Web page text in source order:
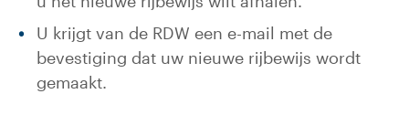
U krijgt van de RDW een e-mail met de
bevestiging dat uw nieuwe rijbewijs wordt
gemaakt.